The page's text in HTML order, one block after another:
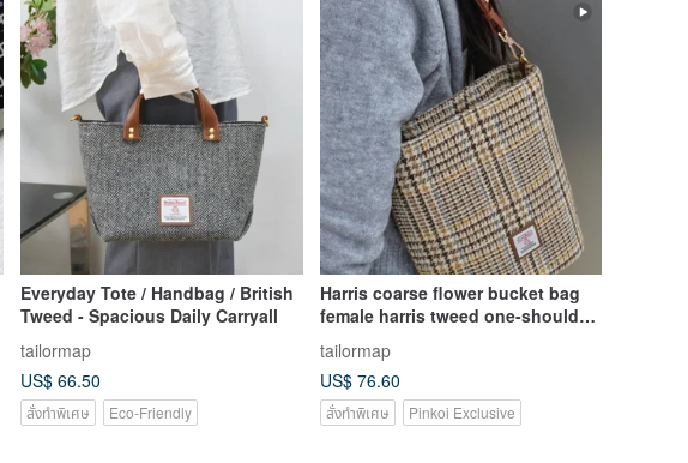
Everyday Tote / Handbag / British
Tweed - Spacious Daily Carryall
tailormap
US$ 66.50
สั่งทำพิเศษ Eco-Friendly
Harris coarse flower bucket bag
female harris tweed one-shoulder
niche handbag new commuter
diagonal bag
tailormap
US$ 76.60
สั่งทำพิเศษ Pinkoi Exclusive